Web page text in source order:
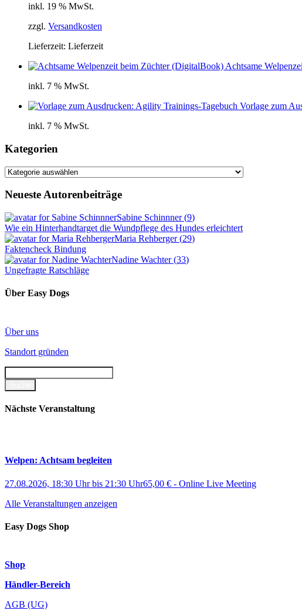
inkl. 19 % MwSt.
zzgl. Versandkosten
Lieferzeit: Lieferzeit
Achtsame
inkl. 7 % MwSt.
Vorlage zum
inkl. 7 % MwSt.
Kategorien
Kategorien
Neueste Autorenbeiträge
Sabine Schinnner(9)
Wie ein Hinterhandtarget die Wundpflege des Hundes erleichtert
Maria Rehberger(29)
Faktencheck Bindung
Nadine Wachter(33)
Ungefragte Ratschläge
Über Easy Dogs
Über uns
Standort gründen
Nächste Veranstaltung
Welpen: Achtsam begleiten
27.08.2026, 18:30 Uhrbis 21:30 Uhr65,00 € - Online Live Meeting
Alle Veranstaltungen anzeigen
Easy Dogs Shop
Shop
Händler-Bereich
AGB (UG)